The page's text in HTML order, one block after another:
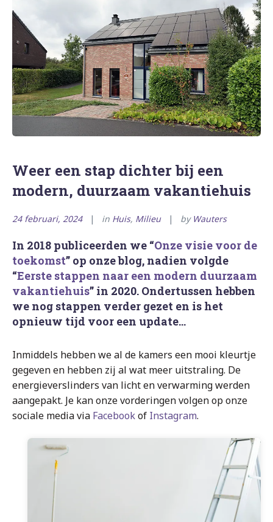
Weer een stap dichter bij een
modern, duurzaam vakantiehuis
24 februari, 2024 in Huis, Milieu by Wauters
In 2018 publiceerden we “Onze visie voor de
toekomst” op onze blog, nadien volgde
“Eerste stappen naar een modern duurzaam
vakantiehuis” in 2020. Ondertussen hebben
we nog stappen verder gezet en is het
opnieuw tijd voor een update…
Inmiddels hebben we al de kamers een mooi kleurtje
gegeven en hebben zij al wat meer uitstraling. De
energieverslinders van licht en verwarming werden
aangepakt. Je kan onze vorderingen volgen op onze
sociale media via Facebookof Instagram.